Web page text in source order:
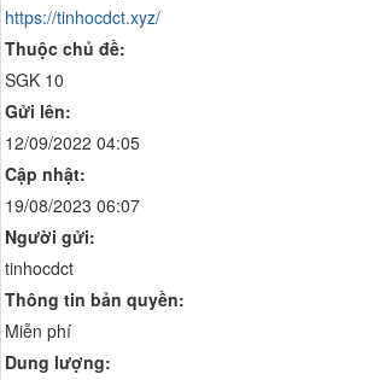
https://tinhocdct.xyz/
Thuộc chủ đề:
SGK 10
Gửi lên:
12/09/2022 04:05
Cập nhật:
19/08/2023 06:07
Người gửi:
tinhocdct
Thông tin bản quyền:
Miễn phí
Dung lượng: